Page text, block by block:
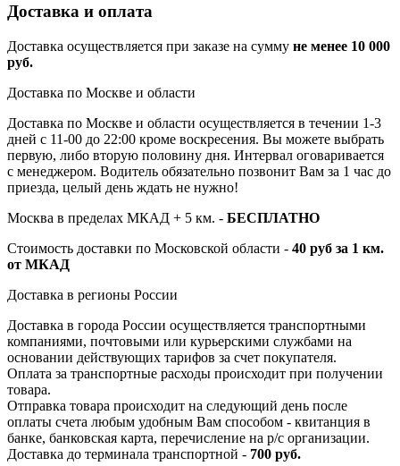
Доставка и оплата
Доставка осуществляется при заказе на сумму не менее 10 000
руб.
Доставка по Москве и области
Доставка по Москве и области осуществляется в течении 1-3
дней с 11-00 до 22:00 кроме воскресения. Вы можете выбрать
первую, либо вторую половину дня. Интервал оговаривается
с менеджером. Водитель обязательно позвонит Вам за 1 час до
приезда, целый день ждать не нужно!
Москва в пределах МКАД + 5 км. - БЕСПЛАТНО
Стоимость доставки по Московской области - 40 руб за 1 км.
от МКАД
Доставка в регионы России
Доставка в города России осуществляется транспортными
компаниями, почтовыми или курьерскими службами на
основании действующих тарифов за счет покупателя.
Оплата за транспортные расходы происходит при получении
товара.
Отправка товара происходит на следующий день после
оплаты счета любым удобным Вам способом - квитанция в
банке, банковская карта, перечисление на р/с организации.
Доставка до терминала транспортной - 700 руб.